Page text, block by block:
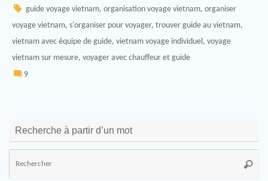
guide voyage vietnam, organisation voyage vietnam, organiser
voyage vietnam, s'organiser pour voyager, trouver guide au vietnam,
vietnam avec équipe de guide, vietnam voyage individuel , voyage
vietnam sur mesure, voyager avec chauffeur et guide
9
Recherche à partir d’un mot